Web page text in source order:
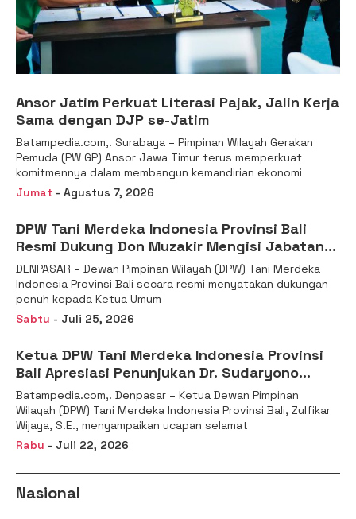
Ansor Jatim Perkuat Literasi Pajak, Jalin Kerja
Sama dengan DJP se-Jatim
Batampedia.com,. Surabaya – Pimpinan Wilayah Gerakan
Pemuda (PW GP) Ansor Jawa Timur terus memperkuat
komitmennya dalam membangun kemandirian ekonomi
Jumat - Agustus 7, 2026
DPW Tani Merdeka Indonesia Provinsi Bali
Resmi Dukung Don Muzakir Mengisi Jabatan
Wakil Menteri Pertanian RI
DENPASAR – Dewan Pimpinan Wilayah (DPW) Tani Merdeka
Indonesia Provinsi Bali secara resmi menyatakan dukungan
penuh kepada Ketua Umum
Sabtu - Juli 25, 2026
Ketua DPW Tani Merdeka Indonesia Provinsi
Bali Apresiasi Penunjukan Dr. Sudaryono
sebagai Kepala Badan Gizi Nasional
Batampedia.com,. Denpasar – Ketua Dewan Pimpinan
Wilayah (DPW) Tani Merdeka Indonesia Provinsi Bali, Zulfikar
Wijaya, S.E., menyampaikan ucapan selamat
Rabu - Juli 22, 2026
Nasional